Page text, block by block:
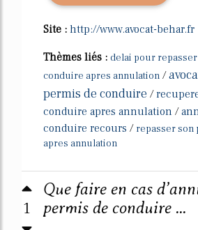
Site : http://www.avocat-behar.fr
Thèmes liés : delai pour
conduire apres annulation /
permis de conduire /
conduire apres annulation /
conduire recours / repasser son
apres annulation
1
Que faire en cas
permis de conduire ...